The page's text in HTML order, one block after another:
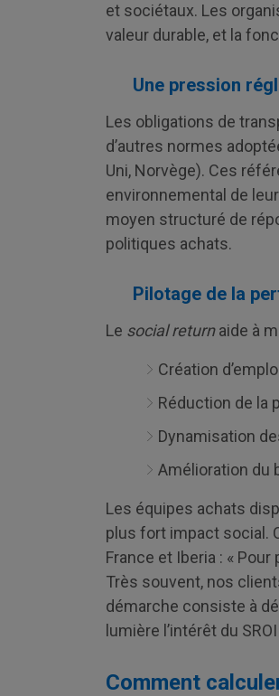
et sociétaux. Les
valeur durable, et la
Une pression
Les obligations de
d’autres normes
Uni, Norvège). Ces
environnemental de
moyen structuré de
politiques achats.
Pilotage de la
Le social returnaide à
Création
Réduction de la
Dynamisation
Amélioration du
Les équipes achats
plus fort impact social.
France et Iberia : «
Très souvent, nos
démarche consiste à
lumière l’intérêt du
Comment